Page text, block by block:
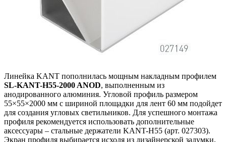
Линейка KANT пополнилась мощным накладным профилем
SL-KANT-H55-2000 ANOD, выполненным из
анодированного алюминия. Угловой профиль размером
55×55×2000 мм с шириной площадки для лент 60 мм подойдет
для создания угловых светильников. Для успешного монтажа
профиля рекомендуется использовать дополнительные
аксессуары – стальные держатели KANT-H55 (арт. 027303).
Экран профиля выбирается исходя из дизайнерской задумки.